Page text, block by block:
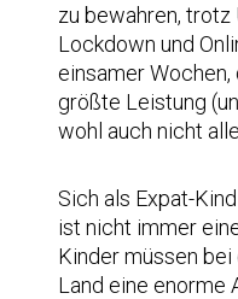
zu bewahren, trotz
Lockdown und
einsamer
größte Leistung
wohl auch nicht
Sich als Expat-
ist nicht immer
Kinder müssen bei
Land eine enorme